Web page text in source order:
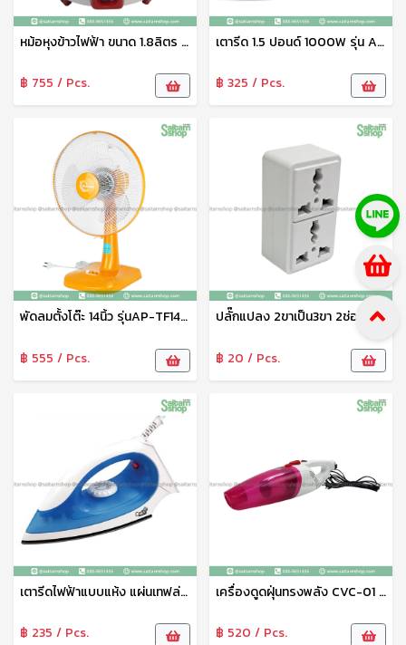
หม้อหุงข้าวไฟฟ้า ขนาด 1.8ลิตร KSI-718 มิตซูชิต้า
฿ 755 / Pcs.
เตารีด 1.5 ปอนด์ 1000W รุ่น AP-I11 Mitsumaru
฿ 325 / Pcs.
พัดลมตั้งโต๊ะ 14นิ้ว รุ่นAP-TF14C Mitsumaru
฿ 555 / Pcs.
ปลั๊กแปลง 2ขาเป็น3ขา 2ช่องเสียบ รุ่นA02 AMC
฿ 20 / Pcs.
เตารีดไฟฟ้าแบบแห้ง แผ่นเทฟล่อน 1000 วัตต์ รุ่น IR- 001
฿ 235 / Pcs.
เครื่องดูดฝุ่นทรงพลัง CVC-01 VACUUM CLEANER แบบ 2 in 1 มาพร้อมหัวสำดูดพื้นทั่วไปและพื้นที่เล็ก
฿ 520 / Pcs.